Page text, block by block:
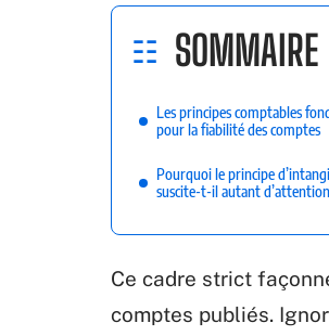
SOMMAIRE
Les principes comptables
pour la fiabilité des comptes
Pourquoi le principe
suscite-t-il autant
Ce cadre strict
comptes publiés.